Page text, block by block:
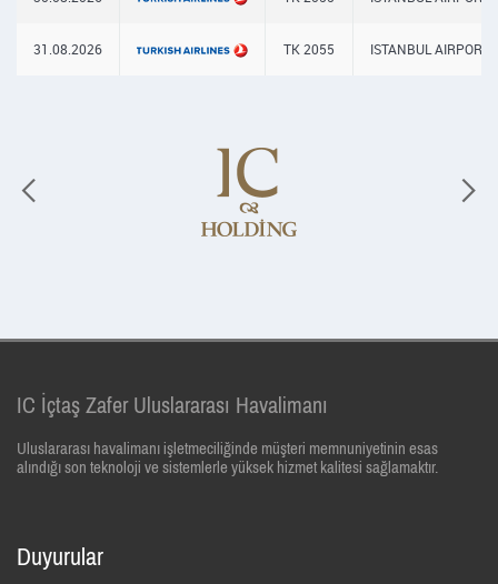
31.08.2026 TK 2055 ISTANBUL AIRPORT
IC İçtaş Zafer Uluslararası Havalimanı
Uluslararası havalimanı işletmeciliğinde müşteri memnuniyetinin esas
alındığı son teknoloji ve sistemlerle yüksek hizmet kalitesi sağlamaktır.
Duyurular